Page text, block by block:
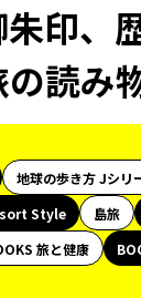
印、
読み
地球の歩き方 Jシリ
Style 島旅
旅と健康